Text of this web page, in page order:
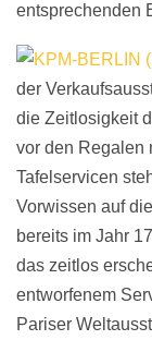
entsprechenden
der
die Zeitlosigkeit
vor den Regalen
Tafelservicen
Vorwissen auf
bereits im Jahr
das zeitlos
entworfenem
Pariser